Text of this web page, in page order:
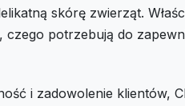
skórę zwierząt.
czego potrzebują do
i zadowolenie klientów,